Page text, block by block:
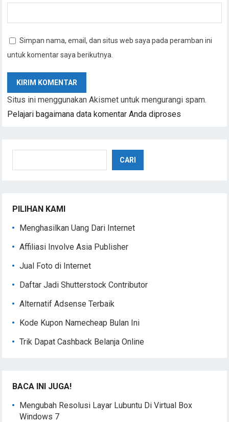
Simpan nama, email, dan situs web saya pada peramban ini
untuk komentar saya berikutnya.
Situs ini menggunakan Akismet untuk mengurangi spam.
Pelajari bagaimana data komentar Anda diproses
CARI
PILIHAN KAMI
Menghasilkan Uang Dari Internet
Affiliasi Involve Asia Publisher
Jual Foto di Internet
Daftar Jadi Shutterstock Contributor
Alternatif Adsense Terbaik
Kode Kupon Namecheap Bulan Ini
Trik Dapat Cashback Belanja Online
BACA INI JUGA!
Mengubah Resolusi Layar Lubuntu Di Virtual Box
Windows 7